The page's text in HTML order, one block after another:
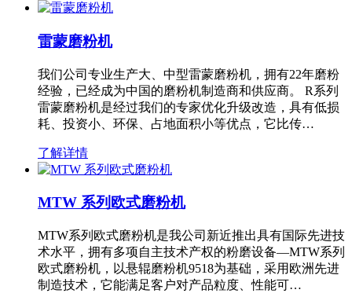
雷蒙磨粉机
我们公司专业生产大、中型雷蒙磨粉机，拥有22年磨粉
经验，已经成为中国的磨粉机制造商和供应商。 R系列
雷蒙磨粉机是经过我们的专家优化升级改造，具有低损
耗、投资小、环保、占地面积小等优点，它比传…
了解详情
MTW 系列欧式磨粉机
MTW系列欧式磨粉机是我公司新近推出具有国际先进技
术水平，拥有多项自主技术产权的粉磨设备—MTW系列
欧式磨粉机，以悬辊磨粉机9518为基础，采用欧洲先进
制造技术，它能满足客户对产品粒度、性能可…